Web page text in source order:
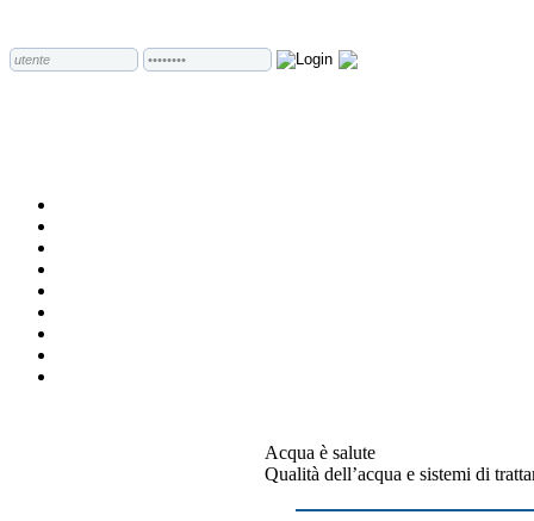
Acqua è salute
Qualità dell’acqua e sistemi di